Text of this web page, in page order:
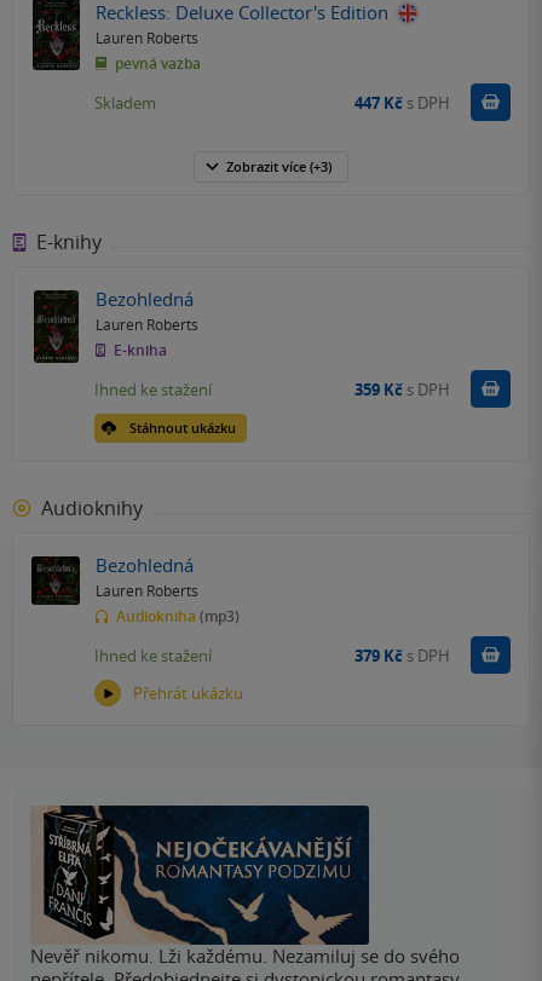
Reckless: Deluxe Collector's Edition
Lauren Roberts
pevná vazba
Skladem 447 Kč s DPH
Zobrazit více (+3)
E-knihy
Bezohledná
Lauren Roberts
E-kniha
Stáhnout ukázku
Ihned ke stažení 359 Kč s DPH Koupit
Audioknihy
Bezohledná
Lauren Roberts
Audiokniha (mp3)
Přehrát ukázku
Ihned ke stažení 379 Kč s DPH Koupit
Nevěř nikomu. Lži každému. Nezamiluj se do svého